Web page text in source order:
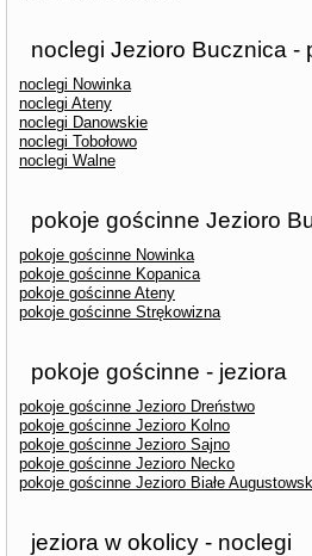
noclegi Jezioro Bucznica -
noclegi Nowinka
noclegi Ateny
noclegi Danowskie
noclegi Tobołowo
noclegi Walne
pokoje gościnne Jezioro
pokoje gościnne Nowinka
pokoje gościnne Kopanica
pokoje gościnne Ateny
pokoje gościnne Strękowizna
pokoje gościnne - jeziora
pokoje gościnne Jezioro Dreństwo
pokoje gościnne Jezioro Kolno
pokoje gościnne Jezioro Sajno
pokoje gościnne Jezioro Necko
pokoje gościnne Jezioro Białe
jeziora w okolicy - noclegi